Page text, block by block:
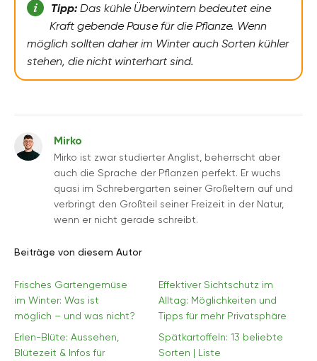
Tipp:Das kühle Überwintern bedeutet eine
Kraft gebende Pause für die Pflanze. Wenn
möglich sollten daher im Winter auch Sorten kühler
stehen, die nicht winterhart sind.
Mirko
Mirko ist zwar studierter Anglist, beherrscht aber
auch die Sprache der Pflanzen perfekt. Er wuchs
quasi im Schrebergarten seiner Großeltern auf und
verbringt den Großteil seiner Freizeit in der Natur,
wenn er nicht gerade schreibt.
Beiträge von diesem Autor
Frisches Gartengemüse
im Winter: Was ist
möglich – und was nicht?
Effektiver Sichtschutz im
Alltag: Möglichkeiten und
Tipps für mehr Privatsphäre
Erlen-Blüte: Aussehen,
Blütezeit & Infos für
Spätkartoffeln: 13 beliebte
Sorten | Liste